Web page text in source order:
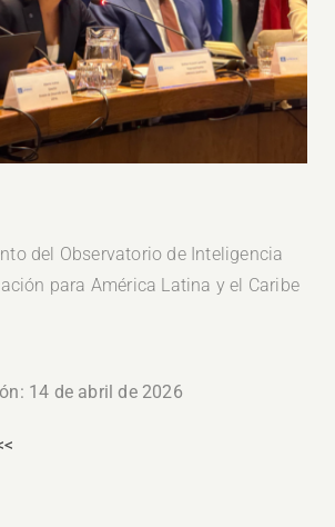
del Observatorio de Inteligencia
para América Latina y el Caribe
14 de abril de 2026